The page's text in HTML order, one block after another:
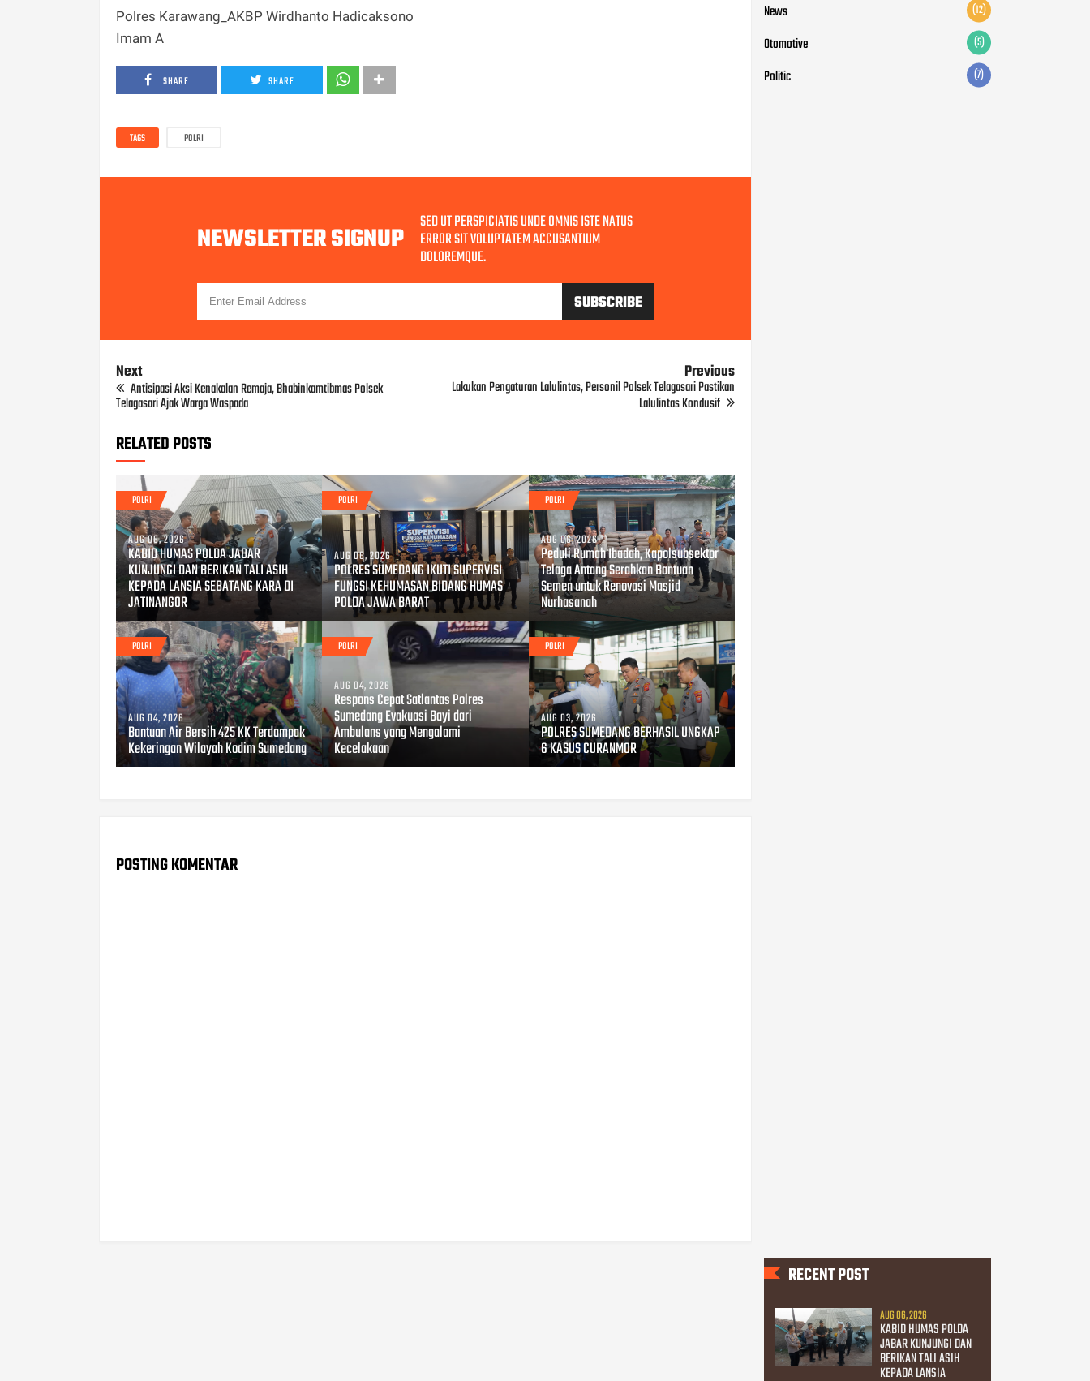
Polres Karawang_AKBP Wirdhanto Hadicaksono
Imam A
SHARE SHARE
TAGS POLRI
NEWSLETTER SIGNUP SED UT PERSPICIATIS UNDE OMNIS ISTE NATUS
ERROR SIT VOLUPTATEM ACCUSANTIUM
DOLOREMQUE.
Next
Antisipasi Aksi Kenakalan Remaja, Bhabinkamtibmas Polsek
Telagasari Ajak Warga Waspada
Previous
Lakukan Pengaturan Lalulintas, Personil Polsek Telagasari Pastikan
Lalulintas Kondusif
RELATED POSTS
POLRI
AUG 06, 2026
KABID HUMAS POLDA JABAR
KUNJUNGI DAN BERIKAN TALI ASIH
KEPADA LANSIA SEBATANG KARA DI
JATINANGOR
POLRI
AUG 06, 2026
POLRES SUMEDANG IKUTI SUPERVISI
FUNGSI KEHUMASAN BIDANG HUMAS
POLDA JAWA BARAT
POLRI
AUG 06, 2026
Peduli Rumah Ibadah, Kapolsubsektor
Telaga Antang Serahkan Bantuan
Semen untuk Renovasi Masjid
Nurhasanah
POLRI
AUG 04, 2026
Bantuan Air Bersih 425 KK Terdampak
Kekeringan Wilayah Kodim Sumedang
POLRI
AUG 04, 2026
Respons Cepat Satlantas Polres
Sumedang Evakuasi Bayi dari
Ambulans yang Mengalami
Kecelakaan
POLRI
AUG 03, 2026
POLRES SUMEDANG BERHASIL UNGKAP
6 KASUS CURANMOR
POSTING KOMENTAR
News (12)
Otomotive (5)
Politic (7)
RECENT POST
AUG 06, 2026
KABID HUMAS POLDA
JABAR KUNJUNGI DAN
BERIKAN TALI ASIH
KEPADA LANSIA